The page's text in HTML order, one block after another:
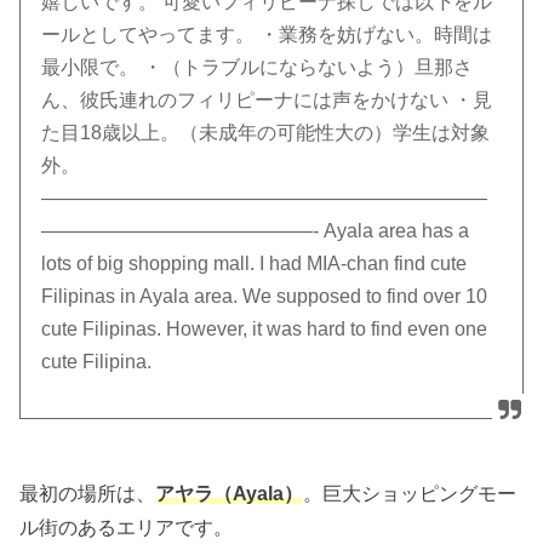
ールとしてやってます。 ・業務を妨げない。時間は
最小限で。 ・（トラブルにならないよう）旦那さ
ん、彼氏連れのフィリピーナには声をかけない ・見
た目18歳以上。（未成年の可能性大の）学生は対象
外。
———————————————————————
——————————————- Ayala area has a
lots of big shopping mall. I had MIA-chan find cute
Filipinas in Ayala area. We supposed to find over 10
cute Filipinas. However, it was hard to find even one
cute Filipina.
最初の場所は、アヤラ（Ayala）。巨大ショッピングモー
ル街のあるエリアです。